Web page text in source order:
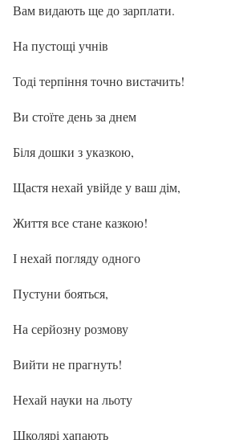
Вам видають ще до зарплати.
На пустощі учнів
Тоді терпіння точно вистачить!
Ви стоїте день за днем
Біля дошки з указкою,
Щастя нехай увійде у ваш дім,
Життя все стане казкою!
І нехай погляду одного
Пустуни бояться,
На серйозну розмову
Вийти не прагнуть!
Нехай науки на льоту
Школярі хапають